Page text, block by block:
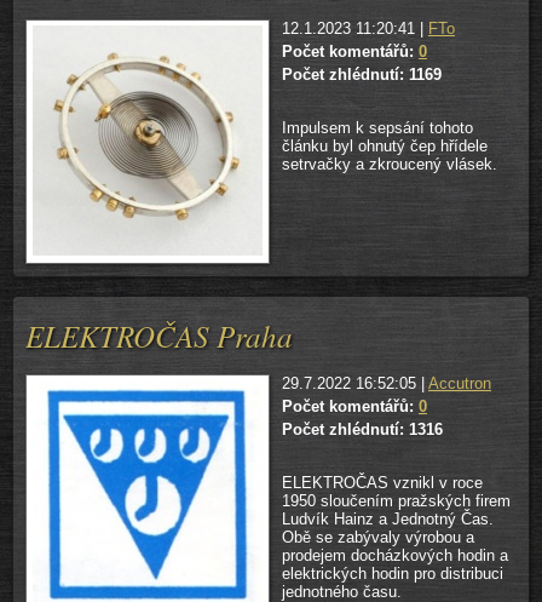
12.1.2023 11:20:41 | FTo
Počet komentářů: 0
Počet zhlédnutí: 1169
Impulsem k sepsání tohoto
článku byl ohnutý čep hřídele
setrvačky a zkroucený vlásek.
ELEKTROČAS Praha
29.7.2022 16:52:05 | Accutron
Počet komentářů: 0
Počet zhlédnutí: 1316
ELEKTROČAS vznikl v roce
1950 sloučením pražských firem
Ludvík Hainz a Jednotný Čas.
Obě se zabývaly výrobou a
prodejem docházkových hodin a
elektrických hodin pro distribuci
jednotného času.